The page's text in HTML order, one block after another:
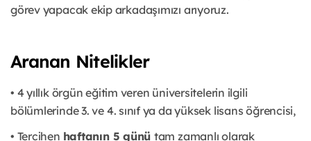
görev yapacak ekip arkadaşımızı arıyoruz.
Aranan Nitelikler
• 4 yıllık örgün eğitim veren üniversitelerin ilgili
bölümlerinde 3. ve 4. sınıf ya da yüksek lisans öğrencisi,
• Tercihen haftanın 5 günü tam zamanlı olarak